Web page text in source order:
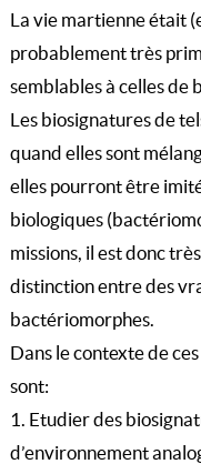
La vie martienne était
probablement très
semblables à celles de
Les biosignatures de
quand elles sont
elles pourront être
biologiques
missions, il est donc
distinction entre des
bactériomorphes.
Dans le contexte de
sont:
1. Etudier des
d’environnement